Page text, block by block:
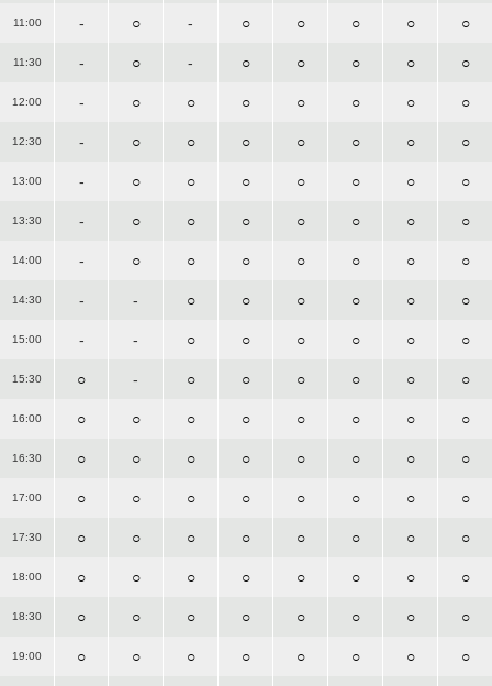
11:00 - ○ - ○ ○ ○ ○ ○
11:30 - ○ - ○ ○ ○ ○ ○
12:00 - ○ ○ ○ ○ ○ ○ ○
12:30 - ○ ○ ○ ○ ○ ○ ○
13:00 - ○ ○ ○ ○ ○ ○ ○
13:30 - ○ ○ ○ ○ ○ ○ ○
14:00 - ○ ○ ○ ○ ○ ○ ○
14:30 - - ○ ○ ○ ○ ○ ○
15:00 - - ○ ○ ○ ○ ○ ○
15:30 ○ - ○ ○ ○ ○ ○ ○
16:00 ○ ○ ○ ○ ○ ○ ○ ○
16:30 ○ ○ ○ ○ ○ ○ ○ ○
17:00 ○ ○ ○ ○ ○ ○ ○ ○
17:30 ○ ○ ○ ○ ○ ○ ○ ○
18:00 ○ ○ ○ ○ ○ ○ ○ ○
18:30 ○ ○ ○ ○ ○ ○ ○ ○
19:00 ○ ○ ○ ○ ○ ○ ○ ○